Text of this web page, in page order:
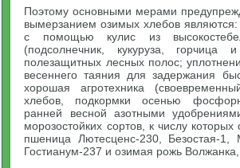
Поэтому основными мерами
вымерзанием озимых хлебов являются:
с помощью кулис из
(подсолнечник, кукуруза,
полезащитных лесных полос;
весеннего таяния для задержания
хорошая агротехника
хлебов, подкормки осенью
ранней весной азотными
морозостойких сортов, к числу которых
пшеница Лютесценс-230, Безостая-1,
Гостианум-237 и озимая рожь Волжанка,